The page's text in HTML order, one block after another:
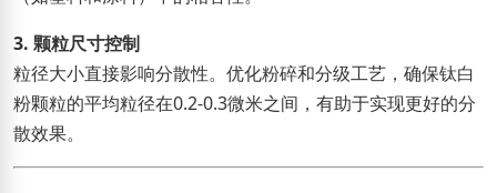
3. 颗粒尺寸控制
粒径大小直接影响分散性。优化粉碎和分级工艺，确保钛白
粉颗粒的平均粒径在0.2-0.3微米之间，有助于实现更好的分
散效果。